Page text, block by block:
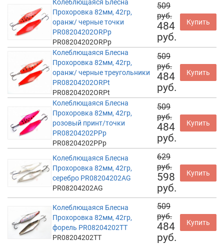
Колеблющаяся Блесна
Прохоровка 82мм, 42гр,
оранж/ черные точки
PR08204202ORPp
PR08204202ORPp
509
руб.
484
руб.
Купить
Колеблющаяся Блесна
Прохоровка 82мм, 42гр,
оранж/ черные треугольники
PR08204202ORPt
PR08204202ORPt
509
руб.
484
руб.
Купить
Колеблющаяся Блесна
Прохоровка 82мм, 42гр,
розовый принт/точки
PR08204202PPp
PR08204202PPp
509
руб.
484
руб.
Купить
Колеблющаяся Блесна
Прохоровка 82мм, 42гр,
серебро PR08204202AG
PR08204202AG
629
руб.
598
руб.
Купить
Колеблющаяся Блесна
Прохоровка 82мм, 42гр,
форель PR08204202TT
PR08204202TT
509
руб.
484
руб.
Купить